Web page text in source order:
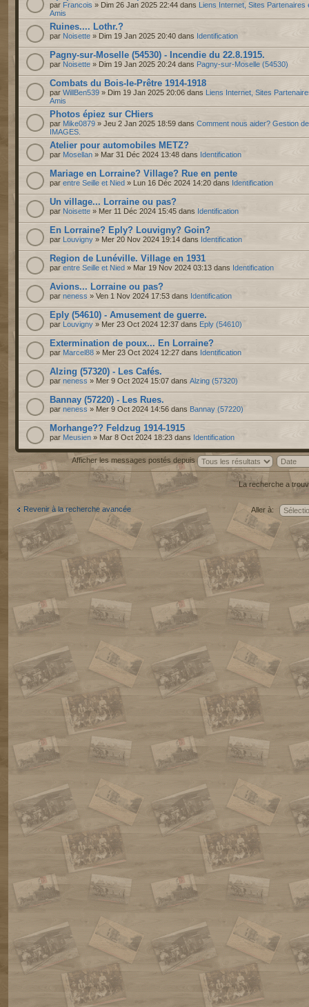
par Francois » Dim 26 Jan 2025 22:44 dans Liens Internet, Sites Partenaires
Amis
Ruines.... Lothr.?
par Noisette » Dim 19 Jan 2025 20:40 dans Identification
Pagny-sur-Moselle (54530) - Incendie du 22.8.1915.
par Noisette » Dim 19 Jan 2025 20:24 dans Pagny-sur-Moselle (54530)
Combats du Bois-le-Prêtre 1914-1918
par WillBen539 » Dim 19 Jan 2025 20:06 dans Liens Internet, Sites
Amis
Photos épiez sur CHiers
par Mike0879 » Jeu 2 Jan 2025 18:59 dans Comment nous aider? Gestion
IMAGES.
Atelier pour automobiles METZ?
par Mosellan » Mar 31 Déc 2024 13:48 dans Identification
Mariage en Lorraine? Village? Rue en pente
par entre Seille et Nied » Lun 16 Déc 2024 14:20 dans Identification
Un village... Lorraine ou pas?
par Noisette » Mer 11 Déc 2024 15:45 dans Identification
En Lorraine? Eply? Louvigny? Goin?
par Louvigny » Mer 20 Nov 2024 19:14 dans Identification
Region de Lunéville. Village en 1931
par entre Seille et Nied » Mar 19 Nov 2024 03:13 dans Identification
Avions... Lorraine ou pas?
par neness » Ven 1 Nov 2024 17:53 dans Identification
Eply (54610) - Amusement de guerre.
par Louvigny » Mer 23 Oct 2024 12:37 dans Eply (54610)
Extermination de poux... En Lorraine?
par Marcel88 » Mer 23 Oct 2024 12:27 dans Identification
Alzing (57320) - Les Cafés.
par neness » Mer 9 Oct 2024 15:07 dans Alzing (57320)
Bannay (57220) - Les Rues.
par neness » Mer 9 Oct 2024 14:56 dans Bannay (57220)
Morhange?? Feldzug 1914-1915
par Meusien » Mar 8 Oct 2024 18:23 dans Identification
Afficher les messages postés depuis
La recherche a
Revenir à la recherche avancée Aller à: